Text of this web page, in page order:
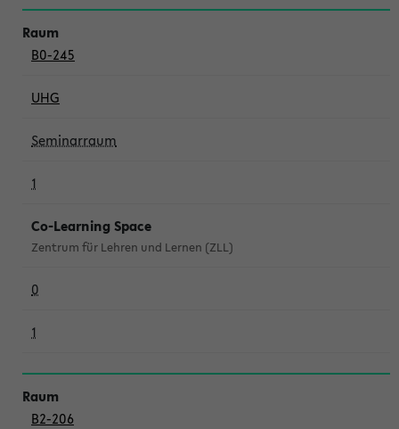
B0-245
UHG
Seminarraum
1
Co-Learning Space
Zentrum für Lehren und Lernen (ZLL)
0
1
B2-206